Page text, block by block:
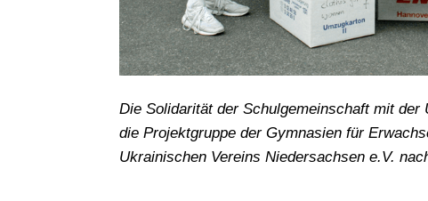
Die Solidarität der Schulgemeinschaft mit
die Projektgruppe der Gymnasien für
Ukrainischen Vereins Niedersachsen e.V.